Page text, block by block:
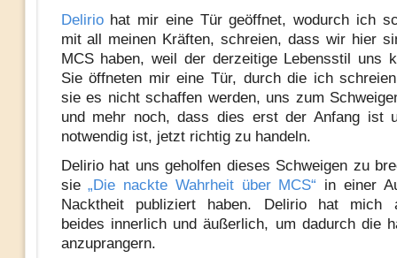
Deliriohat mir eine Tür geöffnet, wodurch ich
mit all meinen Kräften, schreien, dass wir hier
MCS haben, weil der derzeitige Lebensstil uns
Sie öffneten mir eine Tür, durch die ich
sie es nicht schaffen werden, uns zum
und mehr noch, dass dies erst der Anfang ist
notwendig ist, jetzt richtig zu handeln.
Delirio hat uns geholfen dieses Schweigen zu
sie„Die nackte Wahrheit über MCS“ in einer
Nacktheit publiziert haben. Delirio hat mich
beides innerlich und äußerlich, um dadurch die
anzuprangern.